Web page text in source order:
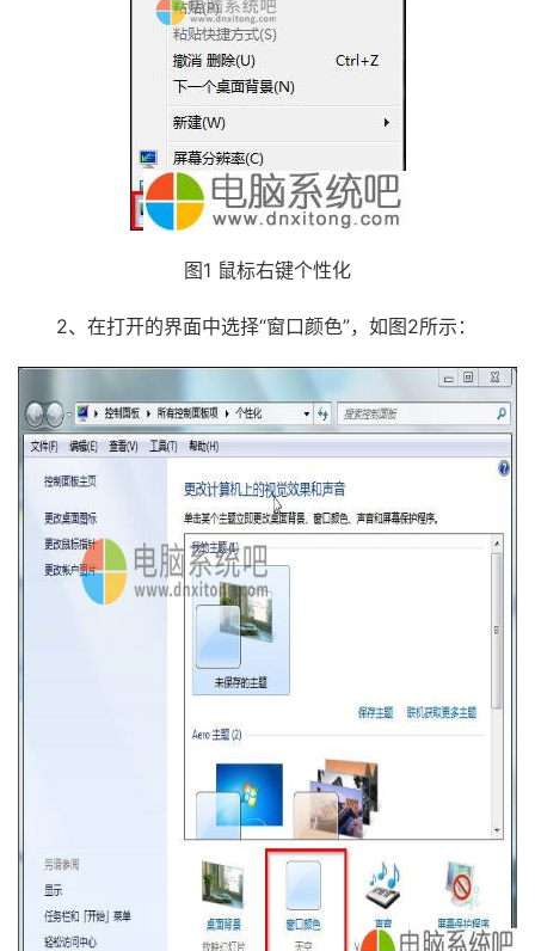
图1 鼠标右键个性化
2、在打开的界面中选择“窗口颜色”，如图2所示：